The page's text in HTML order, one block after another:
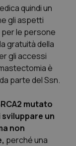
quindi un
gli aspetti
le persone
gratuità della
gli accessi
è
parte del Ssn.
mutato
un
non
perché una